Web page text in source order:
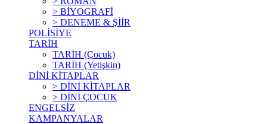
> BİYOGRAFİ
> DENEME & ŞİİR
POLİSİYE
TARİH
TARİH (Çocuk)
TARİH (Yetişkin)
DİNİ KİTAPLAR
> DİNİ KİTAPLAR
> DİNİ ÇOCUK
ENGELSİZ
KAMPANYALAR